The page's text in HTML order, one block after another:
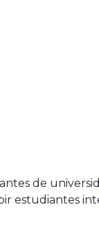
de
estudiantes